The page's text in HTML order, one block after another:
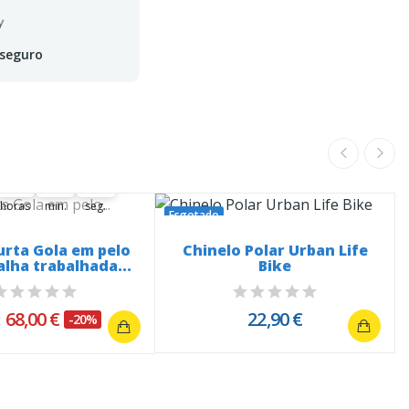
horas min. seg.
Gola em pelo
trabalhada...
68,00 € -20%
Esgotado
Chinelo Polar Urban Life
Bike
22,90 €